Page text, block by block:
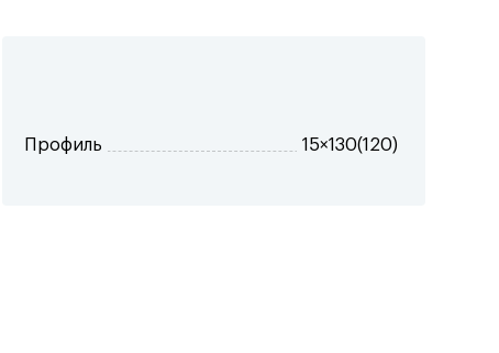
Профиль 15×130(120)